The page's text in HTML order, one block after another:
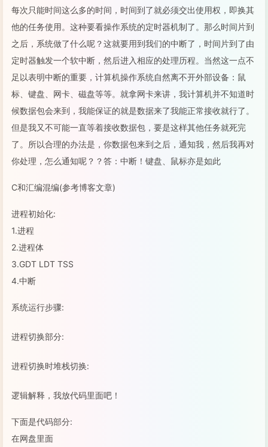
每次只能时间这么多的时间，时间到了就必须交出使用权，即换其
他的任务使用。这种要看操作系统的定时器机制了。那么时间片到
之后，系统做了什么呢？这就要用到我们的中断了，时间片到了由
定时器触发一个软中断，然后进入相应的处理历程。当然这一点不
足以表明中断的重要，计算机操作系统自然离不开外部设备：鼠
标、键盘、网卡、磁盘等等。就拿网卡来讲，我计算机并不知道时
候数据包会来到，我能保证的就是数据来了我能正常接收就行了。
但是我又不可能一直等着接收数据包，要是这样其他任务就死完
了。所以合理的办法是，你数据包来到之后，通知我，然后我再对
你处理，怎么通知呢？？答：中断！键盘、鼠标亦是如此
C和汇编混编(参考博客文章)
进程初始化:
1.进程
2.进程体
3.GDT LDT TSS
4.中断
系统运行步骤:
进程切换部分:
进程切换时堆栈切换:
逻辑解释，我放代码里面吧！
下面是代码部分:
在网盘里面